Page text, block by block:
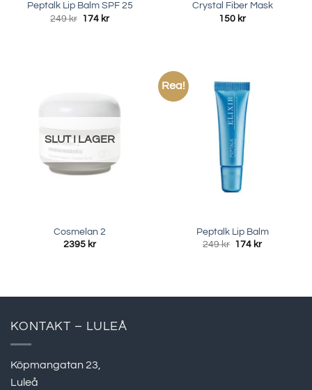
Peptalk Lip Balm SPF 25
249kr Det
174 krDet
Crystal Fiber Mask
150 kr
SLUT I LAGER
Cosmelan 2
2395 kr
Rea!
Peptalk Lip Balm
249kr Det
174 krDet
KONTAKT – LULEÅ
Köpmangatan 23,
Luleå